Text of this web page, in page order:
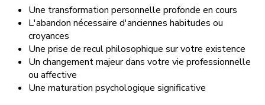
Une transformation personnelle profonde en cours
L'abandon nécessaire d'anciennes habitudes ou
croyances
Une prise de recul philosophique sur votre existence
Un changement majeur dans votre vie professionnelle
ou affective
Une maturation psychologique significative